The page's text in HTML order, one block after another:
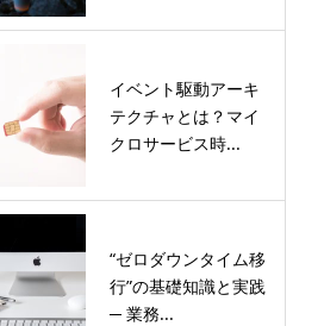
イベント駆動アーキ
テクチャとは？マイ
クロサービス時...
“ゼロダウンタイム移
行”の基礎知識と実践
─ 業務...